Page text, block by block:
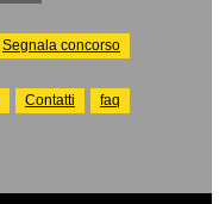
Segnala concorso
Contatti faq